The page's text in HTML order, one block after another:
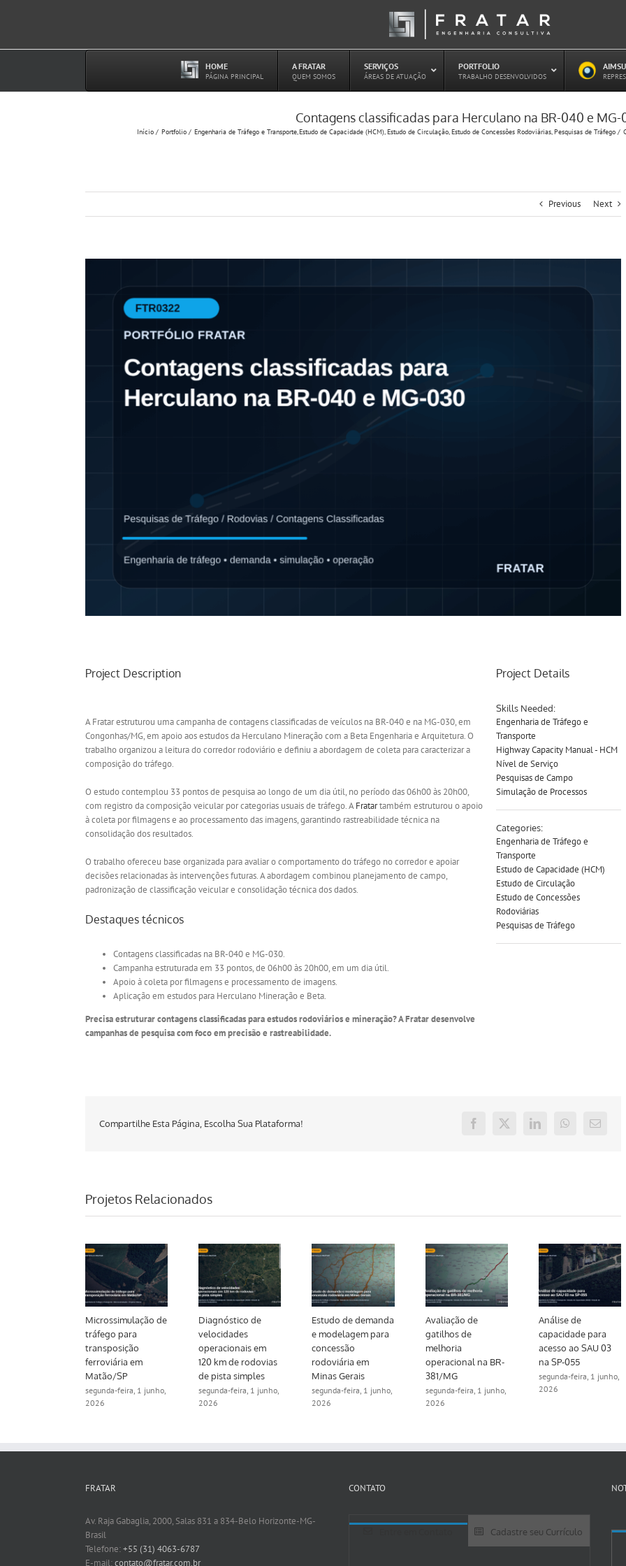
conteúdo
HOME
PÁGINA PRINCIPAL
A FRATAR
QUEM SOMOS
SERVIÇOS
ÁREAS DE ATUAÇÃO
Estudo de Concessões Rodoviárias
Estudo de Capacidade (HCM)
Planejamento de Transporte Público
Otimização Semafórica
PORTFOLIO
TRABALHO DESENVOLVIDOS
Contagens classificadas para Herculano na BR-040 e MG-
Início Portfolio Engenharia de Tráfego e Transporte Estudo de Capacidade (HCM) Estudo de Circulação Estudo de Concessões Rodoviárias Pesquisas de Tráfego
Previous Next
Project Description
A Fratar estruturou uma campanha de contagens classificadas de veículos na BR-040 e na MG-030, em
Congonhas/MG, em apoio aos estudos da Herculano Mineração com a Beta Engenharia e Arquitetura. O
trabalho organizou a leitura do corredor rodoviário e definiu a abordagem de coleta para caracterizar a
composição do tráfego.
O estudo contemplou 33 pontos de pesquisa ao longo de um dia útil, no período das 06h00 às 20h00,
com registro da composição veicular por categorias usuais de tráfego. AFratartambém estruturou o apoio
à coleta por filmagens e ao processamento das imagens, garantindo rastreabilidade técnica na
consolidação dos resultados.
O trabalho ofereceu base organizada para avaliar o comportamento do tráfego no corredor e apoiar
decisões relacionadas às intervenções futuras. A abordagem combinou planejamento de campo,
padronização de classificação veicular e consolidação técnica dos dados.
Destaques técnicos
Contagens classificadas na BR-040 e MG-030.
Campanha estruturada em 33 pontos, de 06h00 às 20h00, em um dia útil.
Apoio à coleta por filmagens e processamento de imagens.
Aplicação em estudos para Herculano Mineração e Beta.
Precisa estruturar contagens classificadas para estudos rodoviários e mineração? A Fratar desenvolve
campanhas de pesquisa com foco em precisão e rastreabilidade.
Project Details
Skills Needed:
Engenharia de Tráfego e
Transporte
Highway Capacity Manual - HCM
Nível de Serviço
Pesquisas de Campo
Simulação de Processos
Categories:
Engenharia de Tráfego e
Transporte
Estudo de Capacidade (HCM)
Estudo de Circulação
Estudo de Concessões
Rodoviárias
Pesquisas de Tráfego
Compartilhe Esta Página, Escolha Sua Plataforma! Facebook
X LinkedInWhatsApp
E-
Projetos Relacionados
Microssimulação de
tráfego para
transposição
ferroviária em
Matão/SP
segunda-feira, 1 junho,
2026
Diagnóstico de
velocidades
operacionais em
120 km de rodovias
de pista simples
segunda-feira, 1 junho,
2026
Estudo de demanda
e modelagem para
concessão
rodoviária em
Minas Gerais
segunda-feira, 1 junho,
2026
Avaliação de
gatilhos de
melhoria
operacional na BR-
381/MG
segunda-feira, 1 junho,
2026
Análise de
capacidade para
acesso ao SAU 03
na SP-055
segunda-feira, 1 junho,
2026
FRATAR
Av. Raja Gabaglia, 2000, Salas 831 a 834-Belo Horizonte-MG-
Brasil
Telefone:+55 (31) 4063-6787
E-mail:contato@fratar.com.br
CONTATO
Cadastre seu Currículo